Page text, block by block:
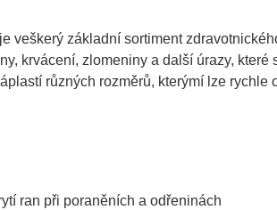
veškerý základní sortiment
krvácení, zlomeniny a další úrazy, které
různých rozměrů, kterýmí lze rychle
ran při poraněních a odřeninách